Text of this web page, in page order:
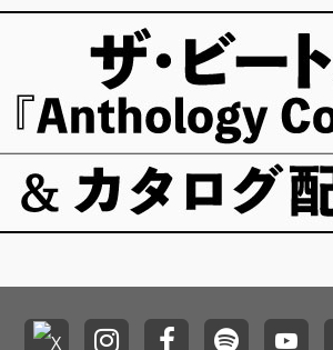
仕上が
う圧巻の一曲に仕上が
っている。
サー DJ
阜出身
選手権
ト4、
績を収
まま
出演後
が来日
話題を呼
USIC
パフォ
ラッパー STACK THE PI
言える